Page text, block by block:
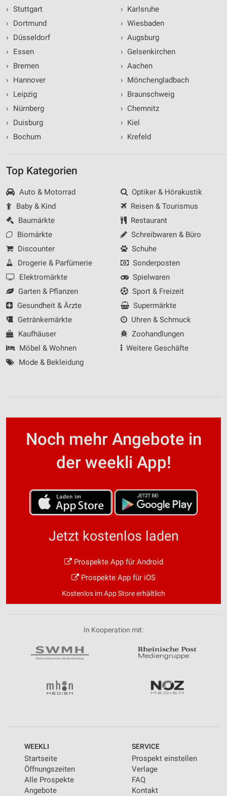
› Stuttgart
›
Dortmund
›
Düsseldorf
›
Essen
›
Bremen
›
Hannover
›
Leipzig
›
Nürnberg
›
Duisburg
›
Bochum
› Karlsruhe
› Wiesbaden
› Augsburg
› Gelsenkirchen
› Aachen
› Mönchengladbach
› Braunschweig
› Chemnitz
› Kiel
› Krefeld
Top Kategorien
Auto & Motorrad
Baby & Kind
Baumärkte
Biomärkte
Discounter
Drogerie & Parfümerie
Elektromärkte
Garten & Pflanzen
Gesundheit & Ärzte
Getränkemärkte
Kaufhäuser
Möbel & Wohnen
Mode & Bekleidung
Optiker & Hörakustik
Reisen & Tourismus
Restaurant
Schreibwaren & Büro
Schuhe
Sonderposten
Spielwaren
Sport & Freizeit
Supermärkte
Uhren & Schmuck
Zoohandlungen
Weitere Geschäfte
Noch mehr Angebote in
der weekli App!
Jetzt kostenlos laden
Prospekte App für Android
Prospekte App für iOS
Kostenlos im App Store erhältlich
In Kooperation mit:
WEEKLI
Startseite
Öffnungszeiten
Alle Prospekte
Angebote
SERVICE
Prospekt einstellen
Verlage
FAQ
Kontakt